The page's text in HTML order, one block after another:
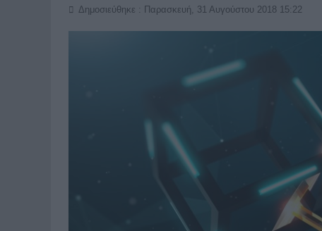
Δημοσιεύθηκε : Παρασκευή, 31 Αυγούστου 2018 15:22